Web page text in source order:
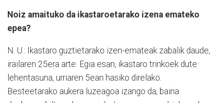
Noiz amaituko da ikastaroetarako izena emateko
epea?
N. U.: Ikastaro guztietarako izen-emateak zabalik daude,
irailaren 25era arte. Egia esan, ikastaro trinkoek dute
lehentasuna, urriaren 5ean hasiko direlako.
Besteetarako aukera luzeagoa izango da, baina